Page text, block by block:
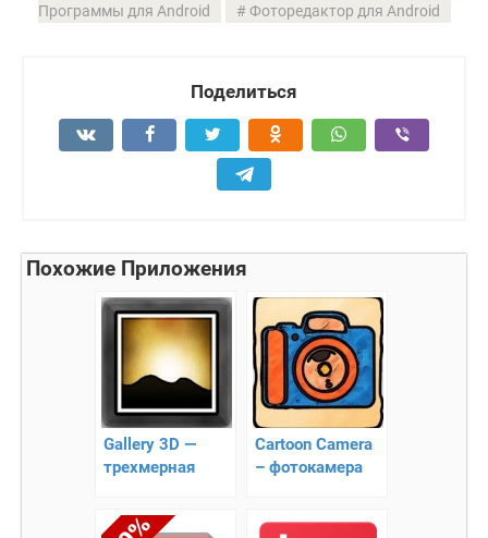
Программы для Android
Фоторедактор для Android
Поделиться
Похожие Приложения
Gallery 3D —
трехмерная
Android
Cartoon Camera
– фотокамера